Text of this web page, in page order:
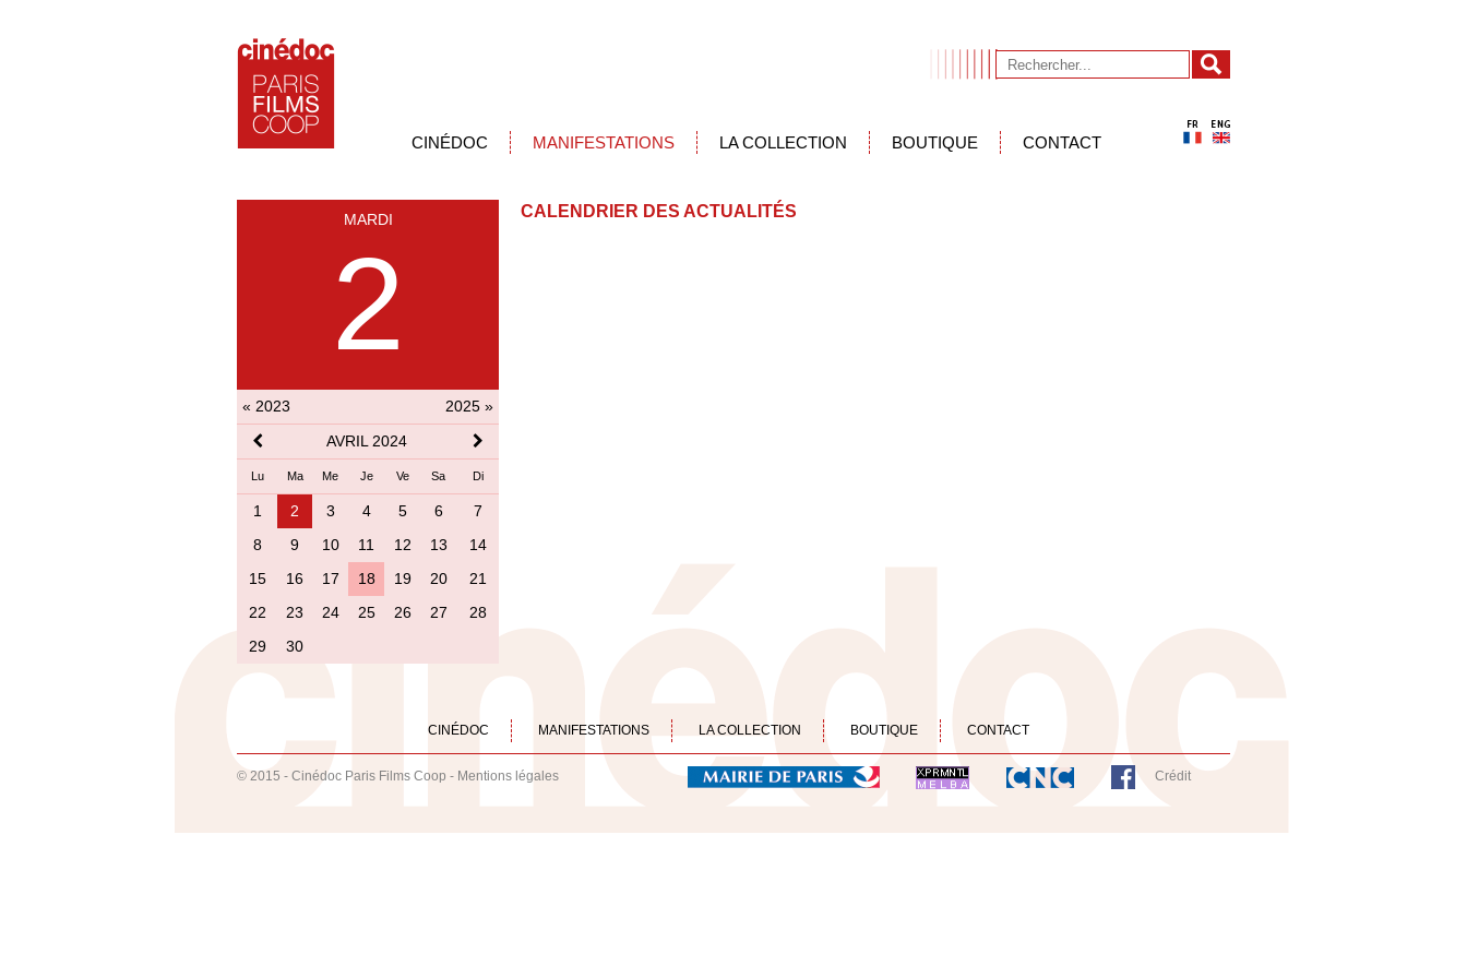
CINÉDOC MANIFESTATIONS LA COLLECTION BOUTIQUE CONTACT
MARDI
2
« 2023
2025 »
AVRIL 2024
Lu Ma Me Je Ve Sa Di
1 2 3 4 5 6
7
8
9 10 11 12 13
14
15
16 17 18 19 20
21
22
23 24 25 26 27
28
29
30
CALENDRIER DES ACTUALITÉS
CINÉDOC MANIFESTATIONS LA COLLECTION BOUTIQUE CONTACT
© 2015 - Cinédoc Paris Films Coop - Mentions légales Crédit